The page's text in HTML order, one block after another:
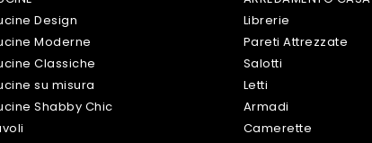
Design
Moderne
Classiche
su misura
Shabby Chic
Librerie
Pareti Attrezzate
Salotti
Letti
Armadi
Camerette